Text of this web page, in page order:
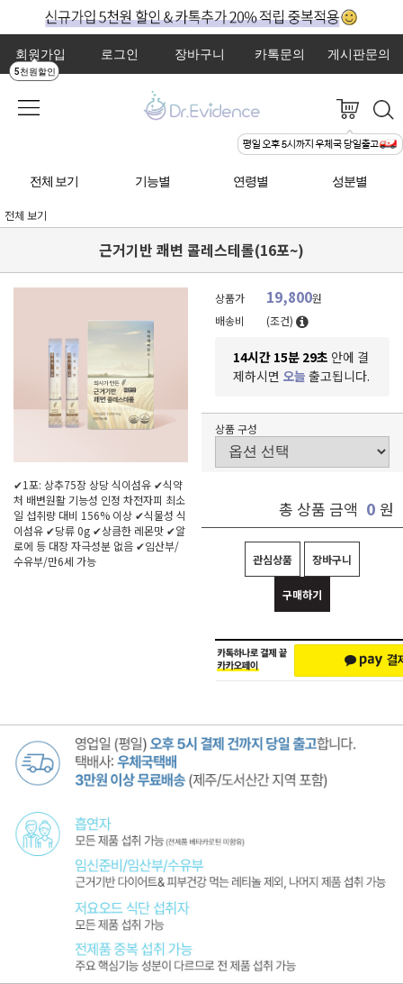
회원가입
5천원할인
로그인 장바구니 카톡문의 게시판문의
전체 보기 기능별 연령별 성분별
전체 보기
근거기반 쾌변 콜레스테롤(16포~)
✔1포: 상추75장 상당 식이섬유 ✔식약
처 배변원활 기능성 인정 차전자피 최소
일 섭취량 대비 156% 이상 ✔식물성 식
이섬유 ✔당류 0g ✔상큼한 레몬맛 ✔알
로에 등 대장 자극성분 없음 ✔임산부/
수유부/만6세 가능
상품가 19,800원
배송비
(조건)
14시간 15분 27초 안에 결
제하시면 오늘 출고됩니다.
상품 구성
총 상품 금액 0 원
관심상품 장바구니
구매하기